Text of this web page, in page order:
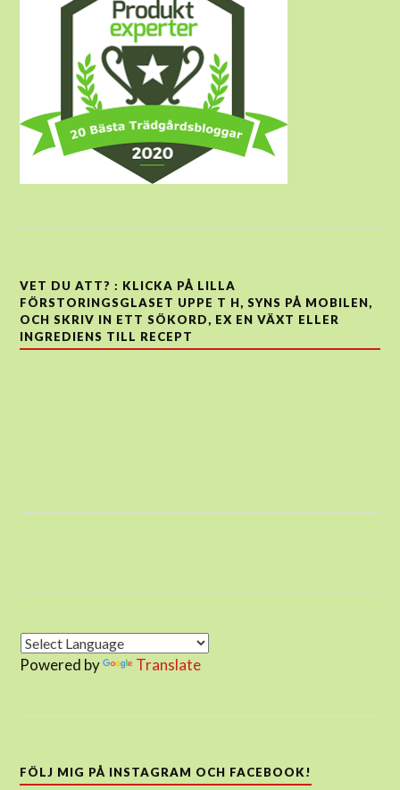
VET DU ATT? : KLICKA PÅ LILLA
FÖRSTORINGSGLASET UPPE T H, SYNS PÅ MOBILEN,
OCH SKRIV IN ETT SÖKORD, EX EN VÄXT ELLER
INGREDIENS TILL RECEPT
Powered by Translate
FÖLJ MIG PÅ INSTAGRAM OCH FACEBOOK!